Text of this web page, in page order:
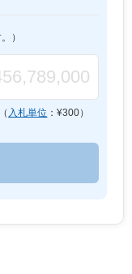
）
入札単位 ：¥300）